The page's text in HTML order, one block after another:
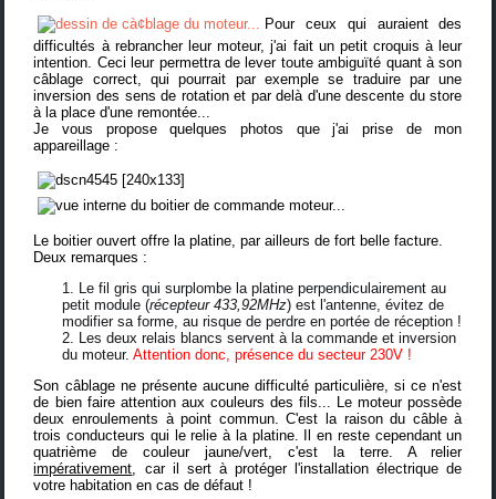
Pour ceux qui auraient des
difficultés à rebrancher leur moteur, j'ai fait un petit croquis à leur
intention. Ceci leur permettra de lever toute ambiguïté quant à son
câblage correct, qui pourrait par exemple se traduire par une
inversion des sens de rotation et par delà d'une descente du store
à la place d'une remontée...
Je vous propose quelques photos que j'ai prise de mon
appareillage :
Le boitier ouvert offre la platine, par ailleurs de fort belle facture.
Deux remarques :
Le fil gris qui surplombe la platine perpendiculairement au
petit module (récepteur 433,92MHz) est l'antenne, évitez de
modifier sa forme, au risque de perdre en portée de réception !
Les deux relais blancs servent à la commande et inversion
du moteur.Attention donc, présence du secteur 230V !
Son câblage ne présente aucune difficulté particulière, si ce n'est
de bien faire attention aux couleurs des fils... Le moteur possède
deux enroulements à point commun. C'est la raison du câble à
trois conducteurs qui le relie à la platine. Il en reste cependant un
quatrième de couleur jaune/vert, c'est la terre. A relier
impérativement, car il sert à protéger l'installation électrique de
votre habitation en cas de défaut !